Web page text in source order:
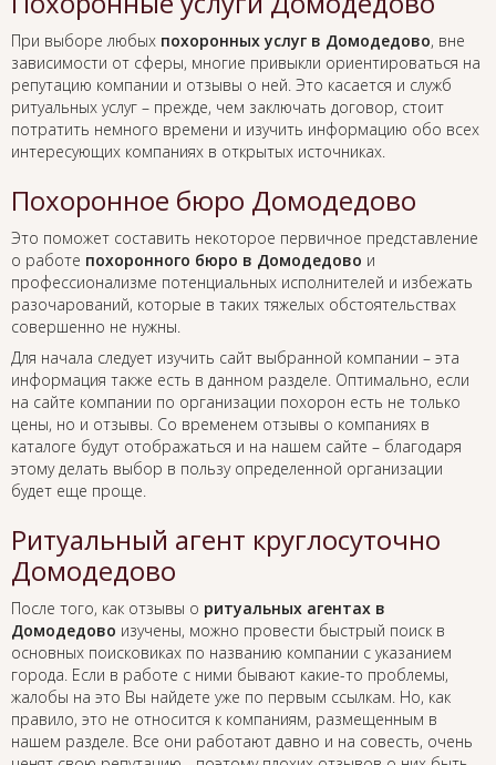
При выборе любых похоронных услуг в Домодедово, вне
зависимости от сферы, многие привыкли ориентироваться на
репутацию компании и отзывы о ней. Это касается и служб
ритуальных услуг – прежде, чем заключать договор, стоит
потратить немного времени и изучить информацию обо всех
интересующих компаниях в открытых источниках.
Похоронное бюро Домодедово
Это поможет составить некоторое первичное представление
о работе похоронного бюро в Домодедово и
профессионализме потенциальных исполнителей и избежать
разочарований, которые в таких тяжелых обстоятельствах
совершенно не нужны.
Для начала следует изучить сайт выбранной компании – эта
информация также есть в данном разделе. Оптимально, если
на сайте компании по организации похорон есть не только
цены, но и отзывы. Со временем отзывы о компаниях в
каталоге будут отображаться и на нашем сайте – благодаря
этому делать выбор в пользу определенной организации
будет еще проще.
Ритуальный агент круглосуточно
Домодедово
После того, как отзывы о ритуальных агентах в
Домодедово изучены, можно провести быстрый поиск в
основных поисковиках по названию компании с указанием
города. Если в работе с ними бывают какие-то проблемы,
жалобы на это Вы найдете уже по первым ссылкам. Но, как
правило, это не относится к компаниям, размещенным в
нашем разделе. Все они работают давно и на совесть, очень